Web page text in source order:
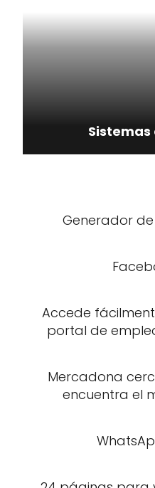
Generador
Accede
portal de
Mercadona
encuentra el